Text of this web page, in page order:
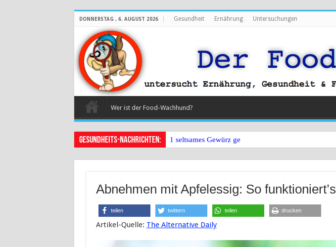
DONNERSTAG , 6. AUGUST 2026 Gesundheit Ernährung Untersuchungen
Wer ist der Food-Wachhund?
Gesundheits-Nachrichten: 1 seltsames Gewürz gegen Bauchfett?
Abnehmen mit Apfelessig: So funktioniert’s
teilen twittern teilen drucken
Artikel-Quelle: The Alternative Daily